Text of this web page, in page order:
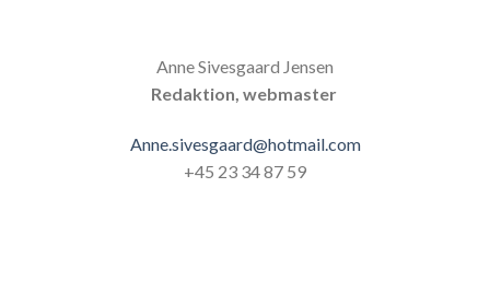
Anne Sivesgaard Jensen
Redaktion, webmaster
Anne.sivesgaard@hotmail.com
+45 23 34 87 59